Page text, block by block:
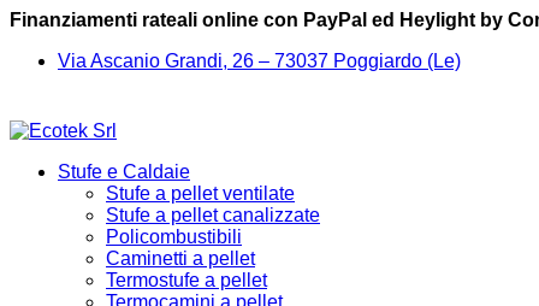
Finanziamenti rateali online con PayPal ed Heylight by
Via Ascanio Grandi, 26 – 73037 Poggiardo (Le)
Stufe e Caldaie
Stufe a pellet ventilate
Stufe a pellet canalizzate
Policombustibili
Caminetti a pellet
Termostufe a pellet
Termocamini a pellet